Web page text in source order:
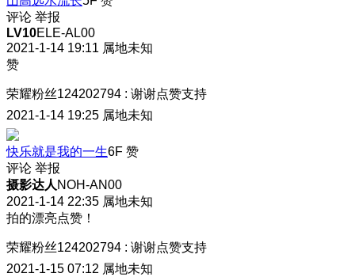
评论 举报
LV10ELE-AL00
2021-1-14 19:11 属地未知
赞
荣耀粉丝124202794 : 谢谢点赞支持
2021-1-14 19:25 属地未知
快乐就是我的一生6F 赞
评论 举报
摄影达人 NOH-AN00
2021-1-14 22:35 属地未知
拍的漂亮点赞！
荣耀粉丝124202794 : 谢谢点赞支持
2021-1-15 07:12 属地未知